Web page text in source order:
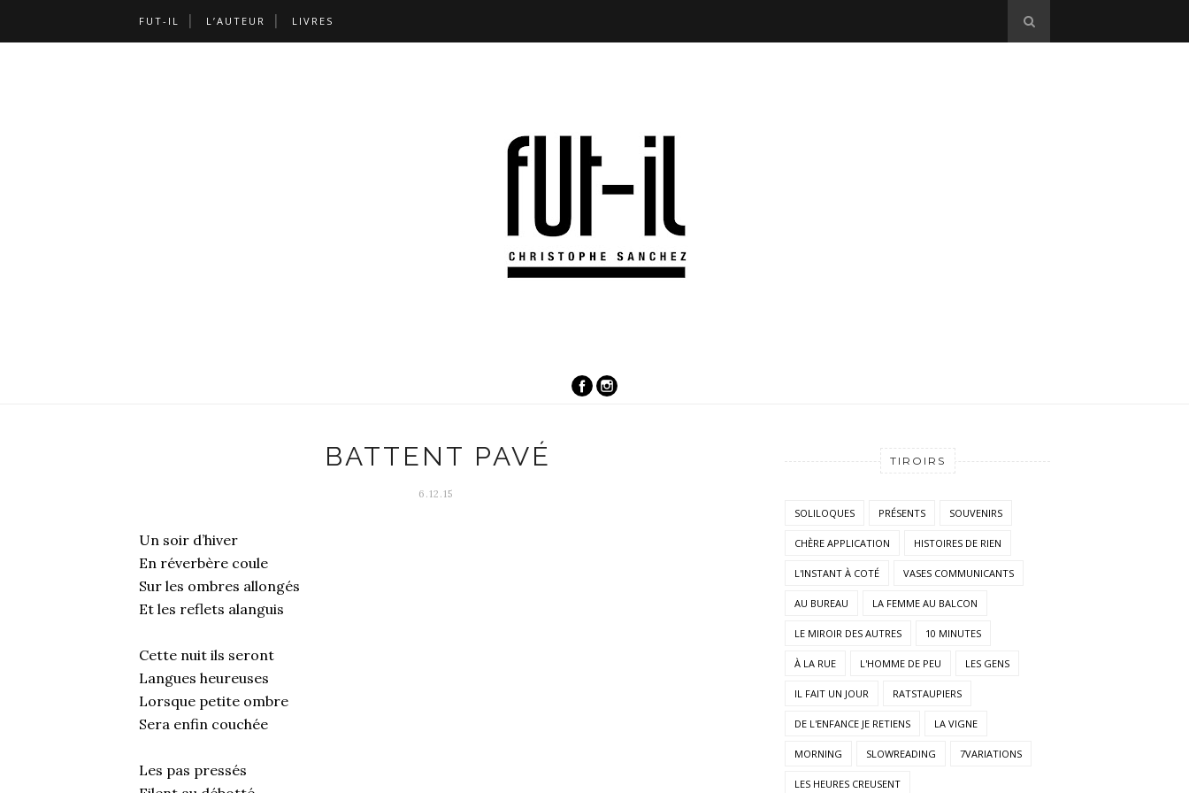
FUT-IL L’AUTEUR LIVRES
BATTENT PAVÉ
6.12.15
Un soir d’hiver
En réverbère coule
Sur les ombres allongés
Et les reflets alanguis
Cette nuit ils seront
Langues heureuses
Lorsque petite ombre
Sera enfin couchée
Les pas pressés
TIROIRS
SOLILOQUES PRÉSENTS SOUVENIRS
CHÈRE APPLICATION HISTOIRES DE RIEN
L'INSTANT À COTÉ VASES COMMUNICANTS
AU BUREAU LA FEMME AU BALCON
LE MIROIR DES AUTRES 10 MINUTES
À LA RUE L'HOMME DE PEU LES GENS
IL FAIT UN JOUR RATSTAUPIERS
DE L'ENFANCE JE RETIENS LA VIGNE
MORNING SLOWREADING 7VARIATIONS
LES HEURES CREUSENT